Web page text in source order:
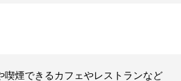
喫煙できるカフェやレストランなど